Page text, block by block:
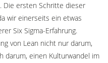
Die ersten Schritte dieser
wir einerseits ein etwas
Six Sigma-Erfahrung.
von Lean nicht nur darum,
darum, einen Kulturwandel im